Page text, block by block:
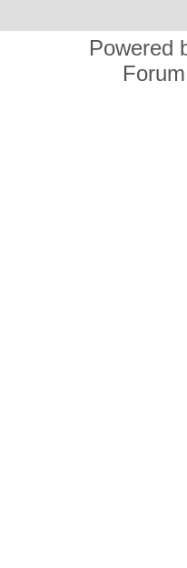
Powered